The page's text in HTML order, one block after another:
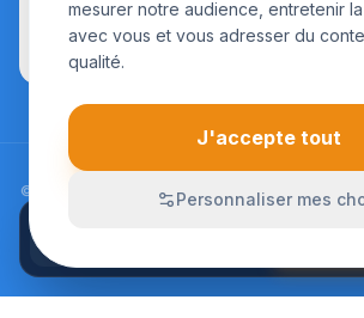
© 2026 LesInstallateurs.fr. Tous droits
CGU |Politique de
mesurer notre audience, entretenir
avec vous et vous adresser du
qualité.
J'accepte tout
Personnaliser mes